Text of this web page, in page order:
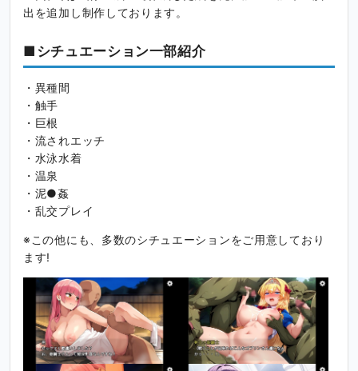
出を追加し制作しております。
■シチュエーション一部紹介
・異種間
・触手
・巨根
・流されエッチ
・水泳水着
・温泉
・泥●姦
・乱交プレイ
※この他にも、多数のシチュエーションをご用意しており
ます!